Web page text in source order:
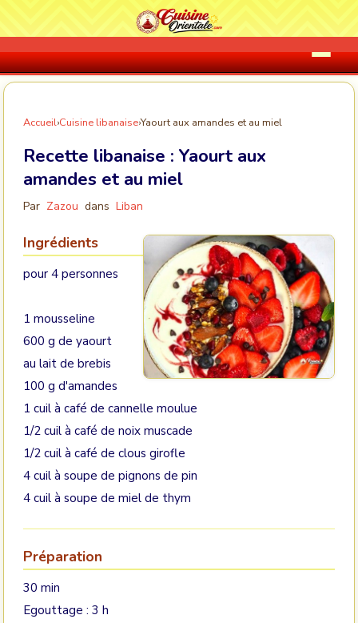
Accueil›Cuisine libanaise›Yaourt aux amandes et au miel
Recette libanaise : Yaourt aux
amandes et au miel
Par Zazou dans Liban
Ingrédients
pour 4 personnes
1 mousseline
600 g de yaourt
au lait de brebis
100 g d'amandes
1 cuil à café de cannelle moulue
1/2 cuil à café de noix muscade
1/2 cuil à café de clous girofle
4 cuil à soupe de pignons de pin
4 cuil à soupe de miel de thym
Préparation
30 min
Egouttage : 3 h